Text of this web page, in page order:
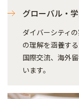
グローバル・
ダイバーシティ
の理解を涵養す
国際交流、海外
います。